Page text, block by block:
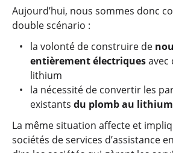
Aujourd’hui, nous sommes donc
double scénario :
la volonté de construire de
entièrement électriquesavec
lithium
la nécessité de convertir les
existants du plomb au lithium
La même situation affecte et
sociétés de services d’assistance